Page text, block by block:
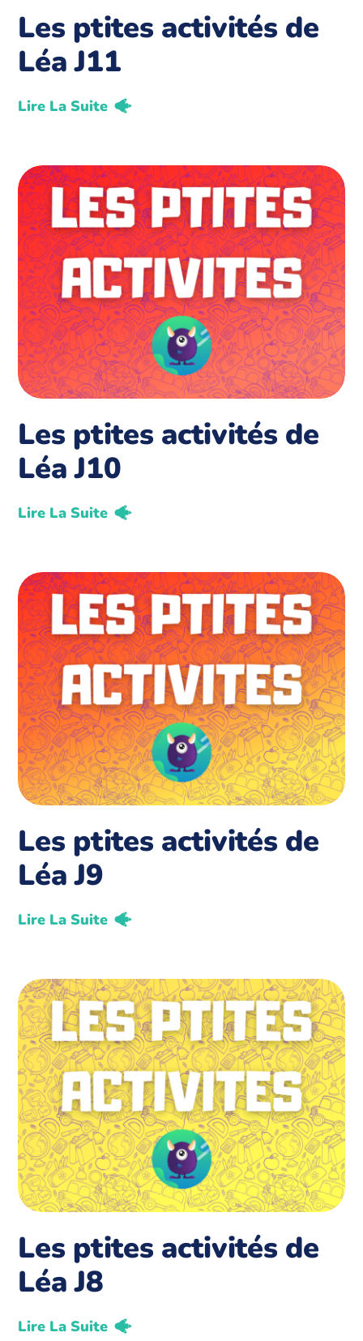
Les ptites activités de
Léa J11
Lire La Suite
Les ptites activités de
Léa J10
Lire La Suite
Les ptites activités de
Léa J9
Lire La Suite
Les ptites activités de
Léa J8
Lire La Suite